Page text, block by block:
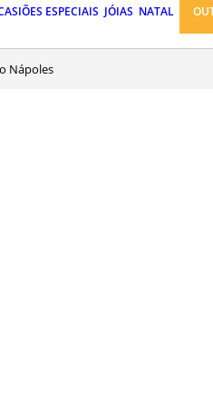
ESPECIAIS JÓIAS NATAL
Nápoles